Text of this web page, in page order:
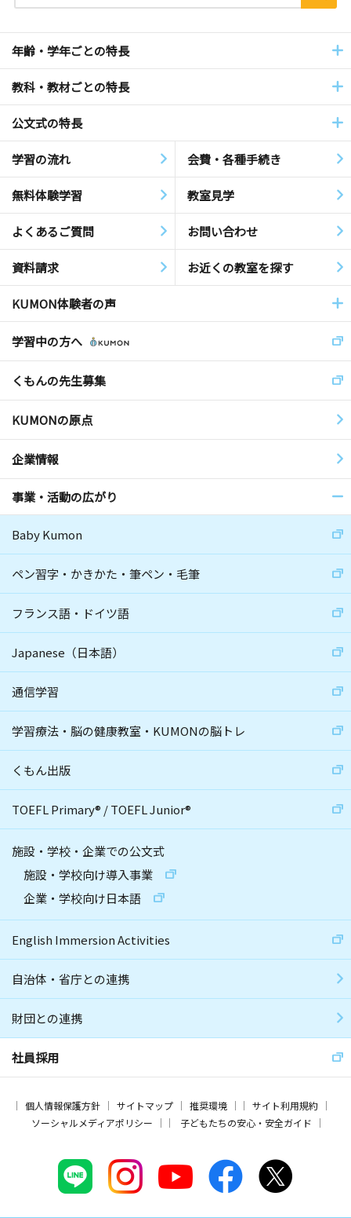
年齢・学年ごとの特長
教科・教材ごとの特長
公文式の特長
学習の流れ 会費・各種手続き
無料体験学習 教室見学
よくあるご質問 お問い合わせ
資料請求 お近くの教室を探す
KUMON体験者の声
学習中の方へ
くもんの先生募集
KUMONの原点
企業情報
事業・活動の広がり
Baby Kumon
ペン習字・かきかた・筆ペン・毛筆
フランス語・ドイツ語
Japanese（日本語）
通信学習
学習療法・脳の健康教室・KUMONの脳トレ
くもん出版
TOEFL Primary® /TOEFL Junior®
施設・学校・企業での公文式
施設・学校向け導入事業
企業・学校向け日本語
English Immersion Activities
自治体・省庁との連携
財団との連携
社員採用
個人情報保護方針 サイトマップ 推奨環境
サイト利用規約
ソーシャルメディアポリシー
子どもたちの安心・安全ガイド